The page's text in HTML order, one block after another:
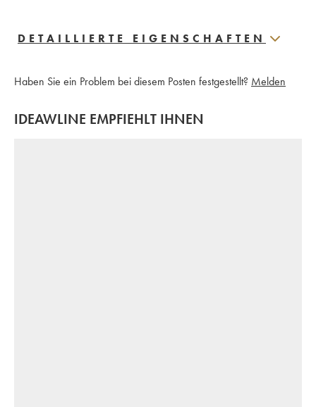
DETAILLIERTE EIGENSCHAFTEN
Haben Sie ein Problem bei diesem Posten festgestellt? Melden
IDEAWLINE EMPFIEHLT IHNEN